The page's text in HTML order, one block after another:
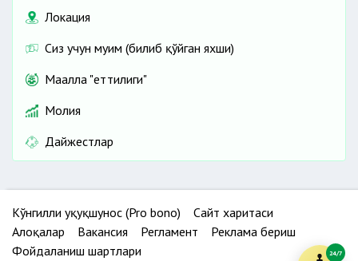
Локация
Сиз учун муҳим (билиб қўйган яхши)
Маҳалла "еттилиги"
Молия
Дайжестлар
Кўнгилли ҳуқуқшунос (Pro bono)
Сайт харитаси
Алоқалар
Вакансия Регламент
Реклама бериш
Фойдаланиш шартлари
24/7